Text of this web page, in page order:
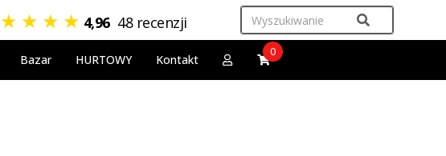
★ ★ ★ ★ 4,96 48 recenzji
Bazar HURTOWY Kontakt
0